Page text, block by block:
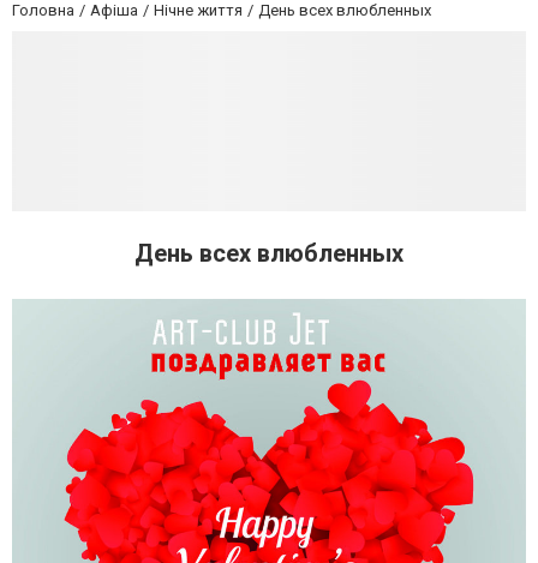
Головна Афіша Нічне життя День всех влюбленных
День всех влюбленных